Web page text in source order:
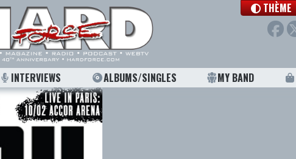
THÈME
INTERVIEWS ALBUMS/SINGLES MY BAND